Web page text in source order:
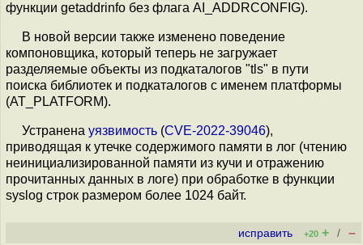
функции getaddrinfo без флага AI_ADDRCONFIG).
В новой версии также изменено поведение
компоновщика, который теперь не загружает
разделяемые объекты из подкаталогов "tls" в пути
поиска библиотек и подкаталогов с именем платформы
(AT_PLATFORM).
Устранена уязвимость (CVE-2022-39046),
приводящая к утечке содержимого памяти в лог (чтению
неинициализированной памяти из кучи и отражению
прочитанных данных в логе) при обработке в функции
syslog строк размером более 1024 байт.
исправить +20 + / –